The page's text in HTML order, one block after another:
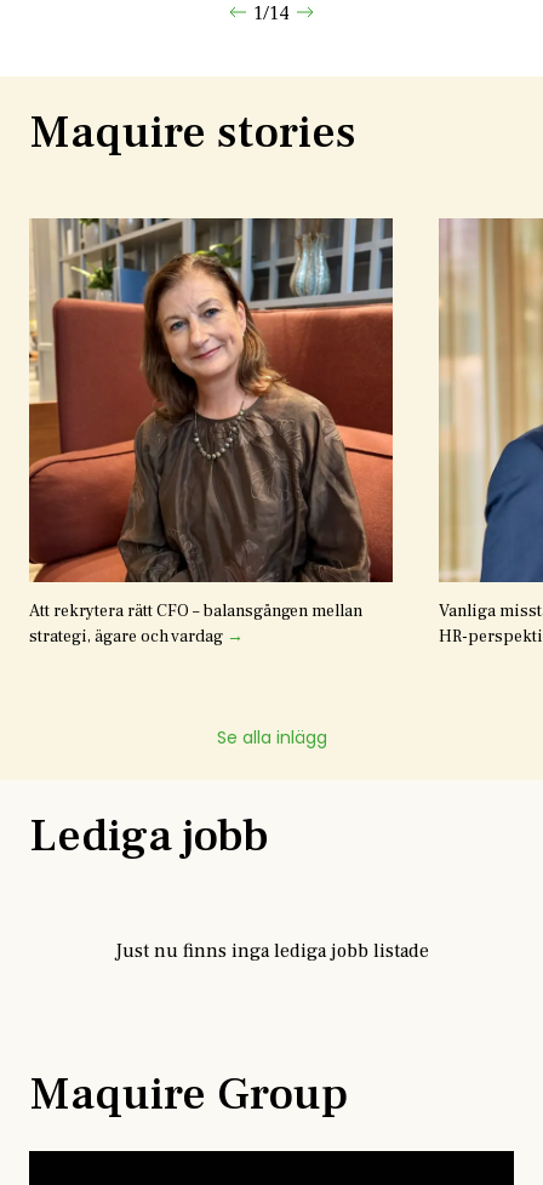
1/14
Maquire stories
Att rekrytera rätt CFO – balansgången mellan
strategi, ägare och vardag →
Vanliga
HR-
Se alla inlägg
Lediga jobb
Just nu finns inga lediga jobb listade
Maquire Group